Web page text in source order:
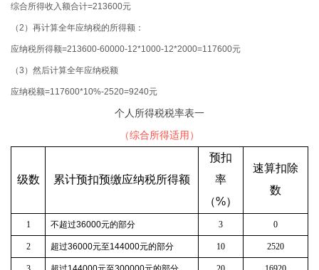
综合所得收入额合计=213600元
（2）再计算全年应纳税的所得额：
应纳税所得额=213600-60000-12*1000-12*2000=117600元
（3）然后计算全年应纳税额
应纳税额=117600*10%-2520=9240元
个人所得税税率表一
（综合所得适用）
级数 累计预扣预缴应纳税所得额
预扣
率
（%）
速算扣除
数
1 不超过36000元的部分 3 0
2 超过36000元至144000元的部分 10 2520